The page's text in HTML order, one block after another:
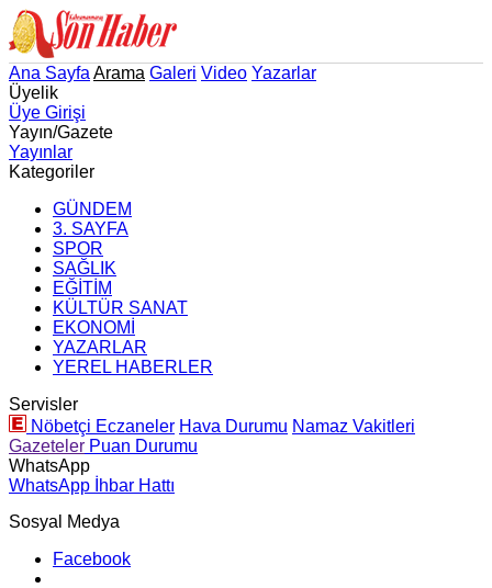
Ana Sayfa Arama Galeri Video Yazarlar
Üyelik
Üye Girişi
Yayın/Gazete
Yayınlar
Kategoriler
GÜNDEM
3. SAYFA
SPOR
SAĞLIK
EĞİTİM
KÜLTÜR SANAT
EKONOMİ
YAZARLAR
YEREL HABERLER
Servisler
Nöbetçi Eczaneler Hava Durumu Namaz Vakitleri
Gazeteler Puan Durumu
WhatsApp
WhatsApp İhbar Hattı
Sosyal Medya
Facebook